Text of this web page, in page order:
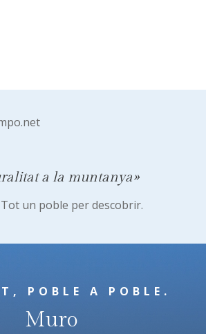
a la muntanya»
Tot un poble per descobrir.
POBLE A POBLE.
Muro